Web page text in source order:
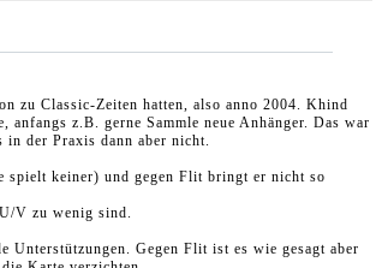
zu Classic-Zeiten hatten, also anno 2004. Khind
z.B. gerne Sammle neue Anhänger. Das war
der Praxis dann aber nicht.
spielt keiner) und gegen Flit bringt er nicht so
V zu wenig sind.
Gegen Flit ist es wie gesagt aber